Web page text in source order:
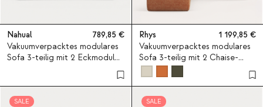
Nahual
789,85
Vakuumverpacktes modulares
Sofa 3-teilig mit 2 Eckmodulen
Rhys
1 199,85
Vakuumverpacktes modulares
Sofa 3-teilig mit 2 Chaise-
longue-Modulen und Eckmodul
aus Stoff Rhys
SALE SALE